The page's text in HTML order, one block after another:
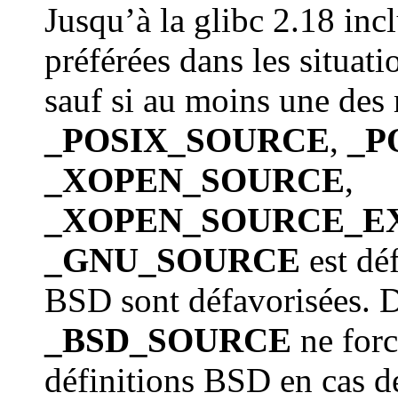
Jusqu’à la glibc 2.18
préférées dans les
sauf si au moins une
_POSIX_SOURCE,
_XOPEN_SOURCE,
_GNU_SOURCE est
BSD sont défavorisées.
_BSD_SOURCE ne
définitions BSD en cas